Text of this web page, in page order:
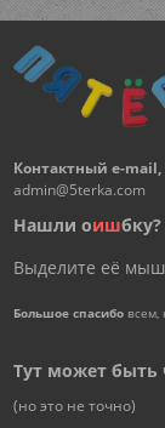
Контактный e-
admin@5terka.com
Нашли оишбку?
Выделите её
Большое спасибовсем,
Тут может быть
(но это не точно)